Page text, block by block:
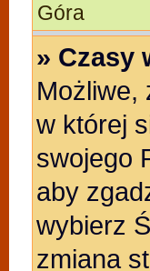
Góra
» Czasy
Możliwe,
w której
swojego
aby
wybierz
zmiana